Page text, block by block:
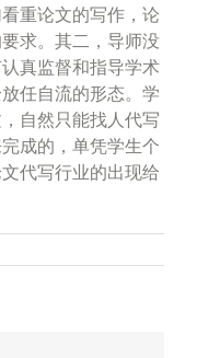
重论文的写作，论
求。其二，导师没
真监督和指导学术
任自流的形态。学
自然只能找人代写
成的，单凭学生个
代写行业的出现给